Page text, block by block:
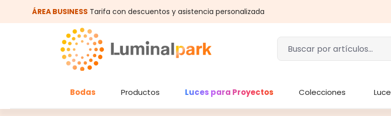
al contenido principal
Saltar a la búsqueda
ÁREA BUSINESS Tarifa con descuentos y asistencia personalizada
Bodas Productos Luces para Proyectos Colecciones